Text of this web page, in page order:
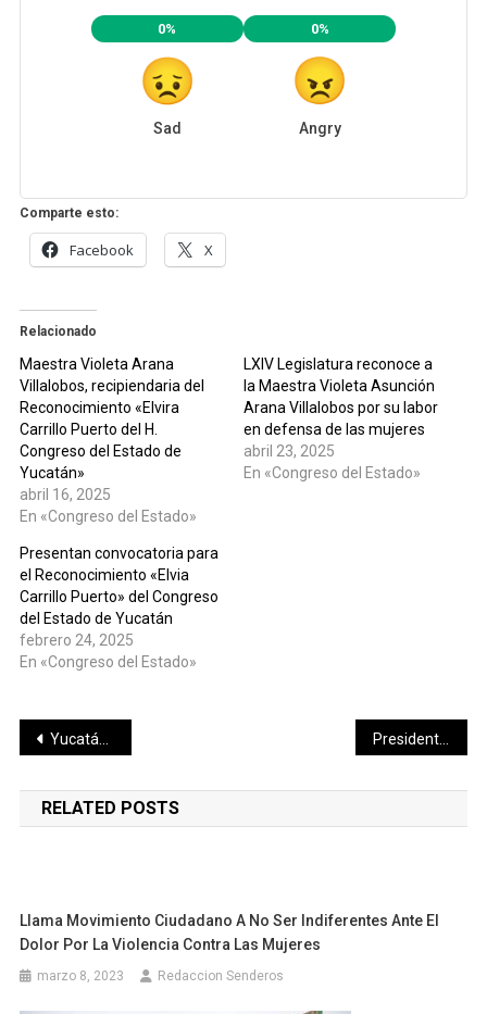
0%
Sad
0%
Angry
Comparte esto:
Facebook X
Relacionado
Maestra Violeta Arana
Villalobos, recipiendaria del
Reconocimiento «Elvira
Carrillo Puerto del H.
Congreso del Estado de
Yucatán»
abril 16, 2025
En «Congreso del Estado»
LXIV Legislatura reconoce a
la Maestra Violeta Asunción
Arana Villalobos por su labor
en defensa de las mujeres
abril 23, 2025
En «Congreso del Estado»
Presentan convocatoria para
el Reconocimiento «Elvia
Carrillo Puerto» del Congreso
del Estado de Yucatán
febrero 24, 2025
En «Congreso del Estado»
Navegación
de
entradas
Yucatán contará con refugio para niños migrantes
RELATED POSTS
Llama Movimiento Ciudadano A No Ser Indiferentes Ante El
Dolor Por La Violencia Contra Las Mujeres
marzo 8, 2023 Redaccion Senderos